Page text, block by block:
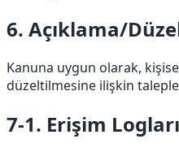
6. Açıklama/
Kanuna uygun olarak,
düzeltilmesine ilişkin
7-1. Erişim Logları